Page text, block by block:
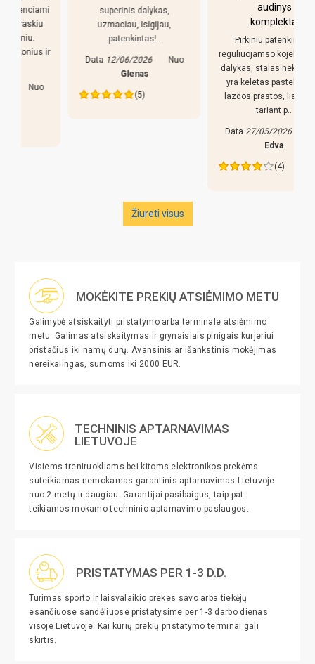
superinis dalykas,
uzmaciau, isigijau,
patenkintas!..
12/06/2026
Nuo
(5)
audinys su
komplektacija
Pirkiniu patenkintas,
reguliuojamso kojeles geras
dalykas, stalas nekliba. Bet
yra keletas pastebejimu:
lazdos prastos, liaudiskai
27/05/2026
Nuo
(4)
Žiureti visus
MOKĖKITE PREKIŲ ATSIĖMIMO METU
Galimybė atsiskaityti pristatymo arba terminale atsiėmimo
metu. Galimas atsiskaitymas ir grynaisiais pinigais kurjeriui
pristačius iki namų durų. Avansinis ar išankstinis mokėjimas
nereikalingas, sumoms iki 2000 EUR.
TECHNINIS APTARNAVIMAS
LIETUVOJE
Visiems treniruokliams bei kitoms elektronikos prekėms
suteikiamas nemokamas garantinis aptarnavimas Lietuvoje
nuo 2 metų ir daugiau. Garantijai pasibaigus, taip pat
teikiamos mokamo techninio aptarnavimo paslaugos.
PRISTATYMAS PER 1-3 D.D.
Turimas sporto ir laisvalaikio prekes savo arba tiekėjų
esančiuose sandėliuose pristatysime per 1-3 darbo dienas
visoje Lietuvoje. Kai kurių prekių pristatymo terminai gali
skirtis.